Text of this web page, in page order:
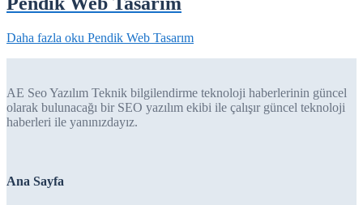
Daha fazla oku Pendik Web Tasarım
AE Seo Yazılım Teknik bilgilendirme teknoloji haberlerinin güncel
olarak bulunacağı bir SEO yazılım ekibi ile çalışır güncel teknoloji
haberleri ile yanınızdayız.
Ana Sayfa